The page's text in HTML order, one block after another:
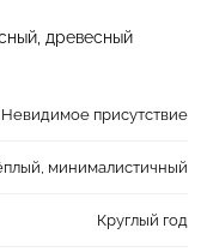
древесный
Невидимое присутствие
минималистичный
Круглый год